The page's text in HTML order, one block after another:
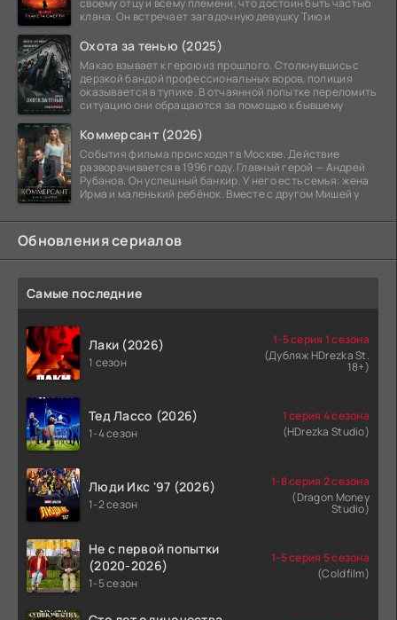
клана. Он встречает загадочную девушку Тию и
Охота за тенью (2025)
Макао взывает к герою из прошлого. Столкнувшись с
дерзкой бандой профессиональных воров, полиция
оказывается в тупике. В отчаянной попытке переломить
ситуацию они обращаются за помощью к бывшему
Коммерсант (2026)
События фильма происходят в Москве. Действие
разворачивается в 1996 году. Главный герой — Андрей
Рубанов. Он успешный банкир. У него есть семья: жена
Ирма и маленький ребёнок. Вместе с другом Мишей у
Обновления сериалов
Самые последние
Лаки (2026)
1 сезон
1-5 серия 1 сезона
(Дубляж HDrezka St.
18+)
Тед Лассо (2026)
1-4 сезон
1 серия 4 сезона
(HDrezka Studio)
Люди Икс '97 (2026)
1-2 сезон
1-8 серия 2 сезона
(Dragon Money
Studio)
Не с первой попытки
(2020-2026)
1-5 сезон
1-5 серия 5 сезона
(Coldfilm)